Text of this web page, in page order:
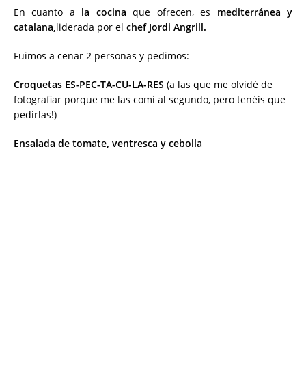
En cuanto a la cocina que ofrecen, es mediterránea y
catalana,liderada por el chef Jordi Angrill.
Fuimos a cenar 2 personas y pedimos:
Croquetas ES-PEC-TA-CU-LA-RES (a las que me olvidé de
fotografiar porque me las comí al segundo, pero tenéis que
pedirlas!)
Ensalada de tomate, ventresca y cebolla